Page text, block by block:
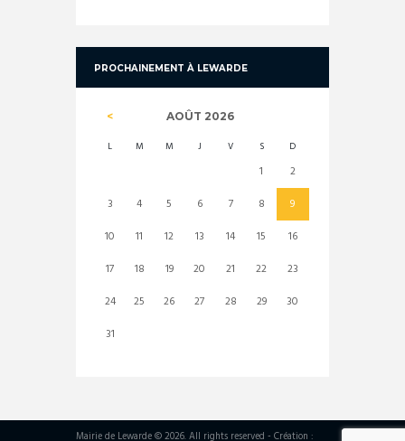
PROCHAINEMENT À LEWARDE
AOÛT 2026
L M M J V S D
1
2
3
4 5 6 7 8
9
10
11 12 13 14 15
16
17
18 19 20 21 22
23
24
25 26 27 28 29
30
31
Mairie de Lewarde © 2026. All rights reserved - Création :